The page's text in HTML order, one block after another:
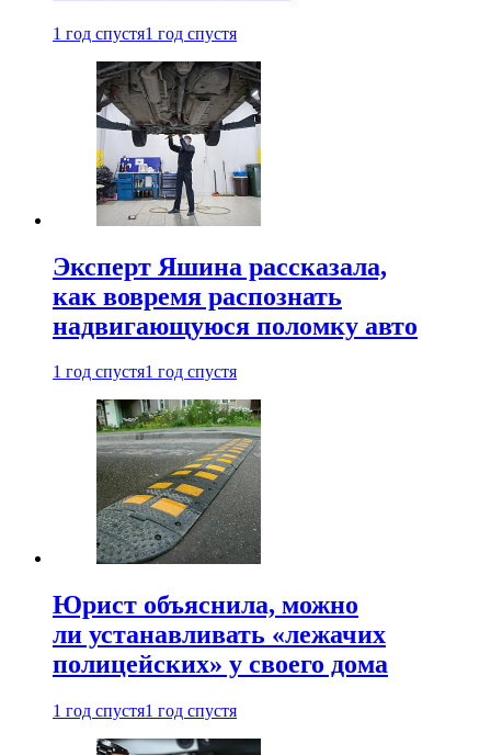
1 год спустя1 год спустя
Эксперт Яшина рассказала,
как вовремя распознать
надвигающуюся поломку авто
1 год спустя1 год спустя
Юрист объяснила, можно
ли устанавливать «лежачих
полицейских» у своего дома
1 год спустя1 год спустя